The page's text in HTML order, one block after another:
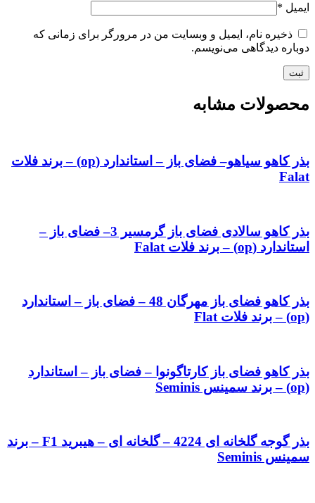
ایمیل *
ذخیره نام، ایمیل و وبسایت من در مرورگر برای زمانی که
دوباره دیدگاهی می‌نویسم.
محصولات مشابه
بذر کاهو سیاهو– فضای باز – استاندارد (op) – برند فلات
Falat
بذر کاهو سالادی فضای باز گرمسیر 3– فضای باز –
استاندارد (op) – برند فلات Falat
بذر کاهو فضای باز مهرگان 48 – فضای باز – استاندارد
(op) – برند فلات Flat
بذر کاهو فضای باز کارتاگونوا – فضای باز – استاندارد
(op) – برند سمینس Seminis
بذر گوجه گلخانه ای 4224 – گلخانه ای – هیبرید F1 – برند
سمینس Seminis